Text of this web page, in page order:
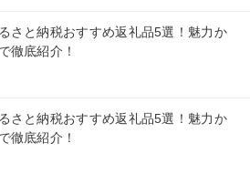
さと納税おすすめ返礼品5選！魅力か
徹底紹介！
さと納税おすすめ返礼品5選！魅力か
徹底紹介！